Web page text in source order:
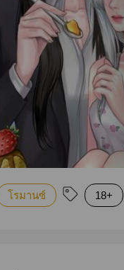
โรมานซ์ 18+